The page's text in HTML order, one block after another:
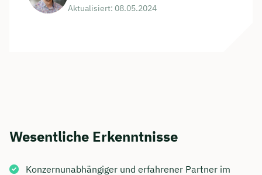
Aktualisiert: 08.05.2024
Wesentliche Erkenntnisse
Konzernunabhängiger und erfahrener Partner im